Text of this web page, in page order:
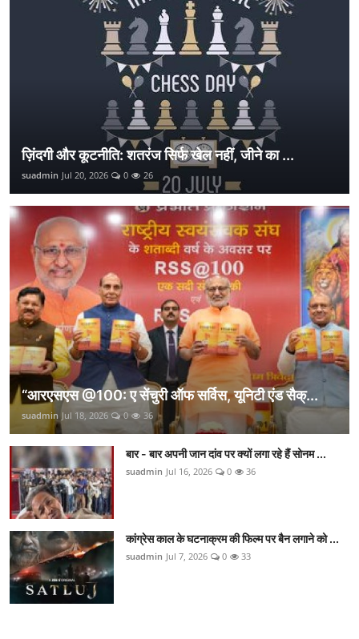
ज़िंदगी और कूटनीति: शतरंज सिर्फ खेल नहीं, जीने का ...
suadmin Jul 20, 2026 0 26
“आरएसएस @100: ए सेंचुरी ऑफ सर्विस, यूनिटी एंड सैक्...
suadmin Jul 18, 2026 0 36
बार - बार अपनी जान दांव पर क्यों लगा रहे हैं सोनम ...
suadmin Jul 16, 2026 0 36
कांग्रेस काल के घटनाक्रम की फिल्म पर बैन लगाने को ...
suadmin Jul 7, 2026 0 33